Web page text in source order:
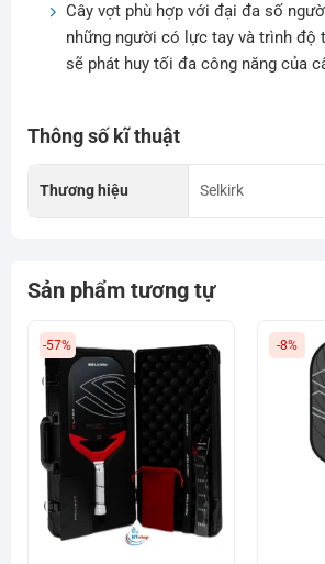
Cây vợt phù hợp với đại đa số
những người có lực tay và trình độ
sẽ phát huy tối đa công năng của
Thông số kĩ thuật
Thương hiệu Selkirk
Sản phẩm tương tự
-57% -8%